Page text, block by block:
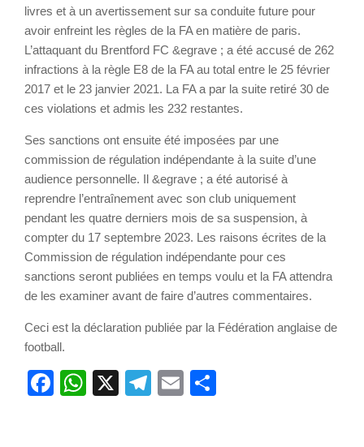
livres et à un avertissement sur sa conduite future pour
avoir enfreint les règles de la FA en matière de paris.
L’attaquant du Brentford FC &egrave ; a été accusé de 262
infractions à la règle E8 de la FA au total entre le 25 février
2017 et le 23 janvier 2021. La FA a par la suite retiré 30 de
ces violations et admis les 232 restantes.
Ses sanctions ont ensuite été imposées par une
commission de régulation indépendante à la suite d’une
audience personnelle. Il &egrave ; a été autorisé à
reprendre l’entraînement avec son club uniquement
pendant les quatre derniers mois de sa suspension, à
compter du 17 septembre 2023. Les raisons écrites de la
Commission de régulation indépendante pour ces
sanctions seront publiées en temps voulu et la FA attendra
de les examiner avant de faire d’autres commentaires.
Ceci est la déclaration publiée par la Fédération anglaise de
football.
Facebook
WhatsApp
X Telegram
Email